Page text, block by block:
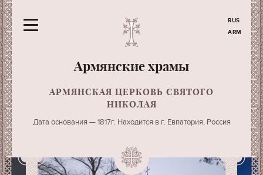
RUS
ARM
Армянские храмы
АРМЯНСКАЯ ЦЕРКОВЬ СВЯТОГО
НИКОЛАЯ
Дата основания — 1817г. Находится в г. Евпатория, Россия